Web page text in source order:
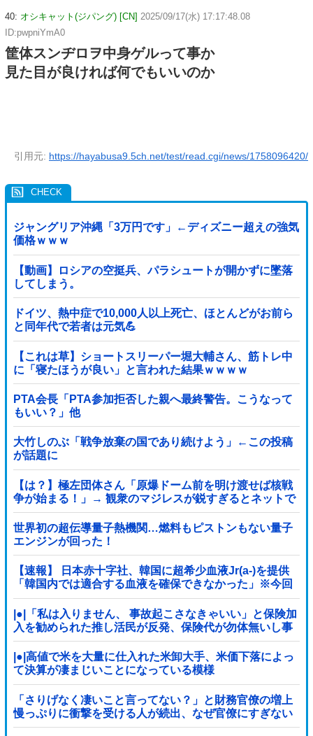
40: オシキャット(ジパング) [CN] 2025/09/17(水) 17:17:48.08
ID:pwpniYmA0
筐体スンヂロヲ中身ゲルって事か
見た目が良ければ何でもいいのか
引用元: https://hayabusa9.5ch.net/test/read.cgi/news/1758096420/
ジャングリア沖縄「3万円です」←ディズニー超えの強気
価格ｗｗｗ
【動画】ロシアの空挺兵、パラシュートが開かずに墜落
してしまう。
ドイツ、熱中症で10,000人以上死亡、ほとんどがお前ら
と同年代で若者は元気💪
【これは草】ショートスリーパー堀大輔さん、筋トレ中
に「寝たほうが良い」と言われた結果ｗｗｗｗ
PTA会長「PTA参加拒否した親へ最終警告。こうなって
もいい？」他
大竹しのぶ「戦争放棄の国であり続けよう」←この投稿
が話題に
【は？】極左団体さん「原爆ドーム前を明け渡せば核戦
争が始まる！」→ 観衆のマジレスが鋭すぎるとネットで
話題に → ｗｗｗｗｗｗｗｗｗｗｗｗ
世界初の超伝導量子熱機関…燃料もピストンもない量子
エンジンが回った！
【速報】 日本赤十字社、韓国に超希少血液Jr(a-)を提供
「韓国内では適合する血液を確保できなかった」※今回
で4回目
|●|「私は入りません、 事故起こさなきゃいい」と保険加
入を勧められた推し活民が反発、保険代が勿体無いし事
故起こしたとして……
|●|高値で米を大量に仕入れた米卸大手、米価下落によっ
て決算が凄まじいことになっている模様
「さりげなく凄いこと言ってない？」と財務官僚の増上
慢っぷりに衝撃を受ける人が続出、なぜ官僚にすぎない
財務省が……